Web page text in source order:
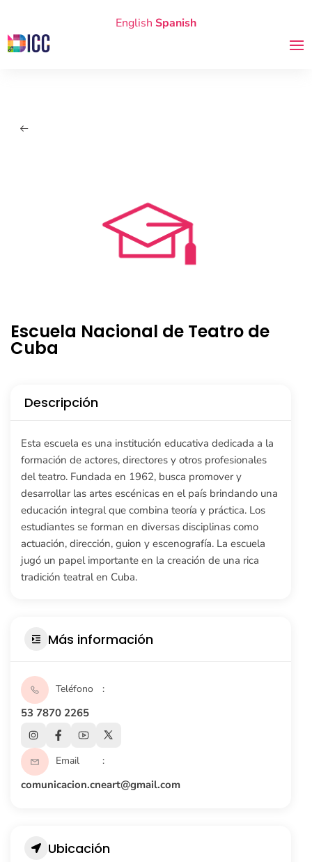
English Spanish
Escuela Nacional de Teatro de
Cuba
Descripción
Esta escuela es una institución educativa dedicada a la
formación de actores, directores y otros profesionales
del teatro. Fundada en 1962, busca promover y
desarrollar las artes escénicas en el país brindando una
educación integral que combina teoría y práctica. Los
estudiantes se forman en diversas disciplinas como
actuación, dirección, guion y escenografía. La escuela
jugó un papel importante en la creación de una rica
tradición teatral en Cuba.
Más información
Teléfono
53 7870 2265
Email
comunicacion.cneart@gmail.com
Ubicación